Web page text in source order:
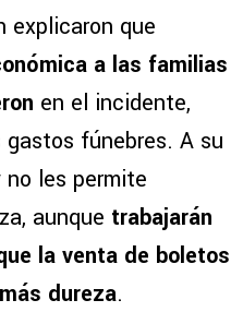
explicaron que
a las familias
en el incidente,
fúnebres. A su
les permite
aunque trabajarán
la venta de boletos
dureza.